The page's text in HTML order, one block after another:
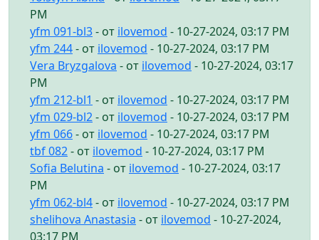
PM
yfm 091-bl3- от ilovemod - 10-27-2024, 03:17 PM
yfm 244- от ilovemod - 10-27-2024, 03:17 PM
Vera Bryzgalova - от ilovemod - 10-27-2024, 03:17
PM
yfm 212-bl1 - от ilovemod - 10-27-2024, 03:17 PM
yfm 029-bl2- от ilovemod - 10-27-2024, 03:17 PM
yfm 066- от ilovemod - 10-27-2024, 03:17 PM
tbf 082- от ilovemod - 10-27-2024, 03:17 PM
Sofia Belutina - от ilovemod - 10-27-2024, 03:17
PM
yfm 062-bl4- от ilovemod - 10-27-2024, 03:17 PM
shelihova Anastasia - от ilovemod - 10-27-2024,
03:17 PM